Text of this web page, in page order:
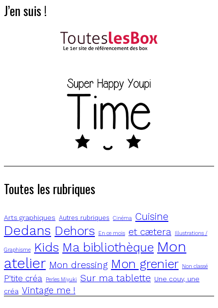
J’en suis !
Toutes les rubriques
Arts graphiques Autres rubriques Cinéma Cuisine
Dedans Dehors En ce mois et cætera Illustrations /
Graphisme Kids Ma bibliothèque Mon
atelier Mon dressing Mon grenier Non classé
P'tite créa Perles Miyuki Sur ma tablette Une couv, une
créa Vintage me !